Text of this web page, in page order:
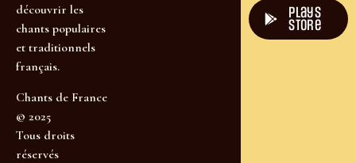
découvrir les
chants populaires
et traditionnels
français.
Chants de France
© 2025
Tous droits
réservés
plays
store